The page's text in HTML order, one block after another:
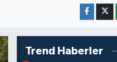
Trend Haberler